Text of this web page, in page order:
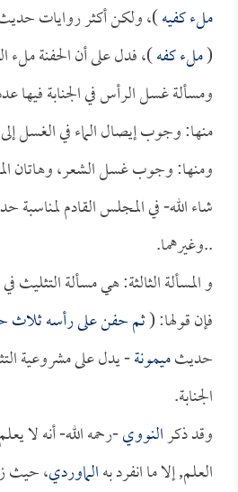
ملء كفيه)، ولكن أكثر روايات
(ملء كفه)، فدل على أن الحفنة
ومسألة غسل الرأس في الجنابة فيها
منها: وجوب إيصال الماء في الغسل
ومنها: وجوب غسل الشعر، وهاتان
شاء الله- في المجلس القادم
..وغيرهما.
و المسألة الثالثة: هي مسألة التثليث
فإن قولها: (ثم حفن على رأسه
حديثميمونة- يدل على مشروعية
الجنابة.
وقد ذكرالنووي-رحمه الله- أنه لا
العلم, إلا ما انفرد بهالماوردي، حيث